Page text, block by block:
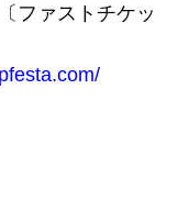
ファストチケッ